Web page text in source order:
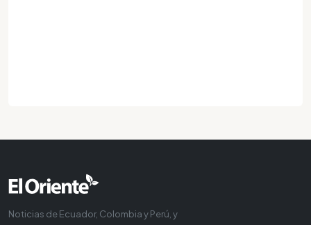
Noticias de Ecuador, Colombia y Perú, y